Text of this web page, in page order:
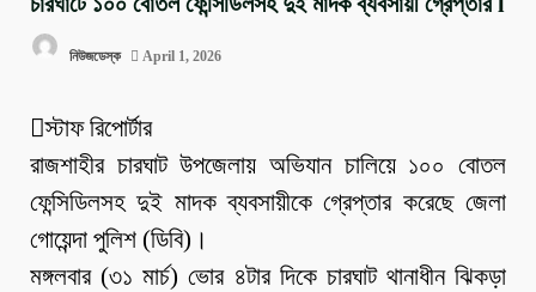
নিউজডেস্ক April 1, 2026
স্টাফ রিপোর্টার
রাজশাহীর চারঘাট উপজেলায় অভিযান চালিয়ে ১০০ বোতল
ফেন্সিডিলসহ দুই মাদক ব্যবসায়ীকে গ্রেপ্তার করেছে জেলা
গোয়েন্দা পুলিশ (ডিবি)।
মঙ্গলবার (৩১ মার্চ) ভোর ৪টার দিকে চারঘাট থানাধীন ঝিকড়া